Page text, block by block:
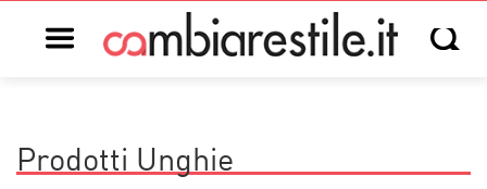
Open main menu Open
Prodotti Unghie